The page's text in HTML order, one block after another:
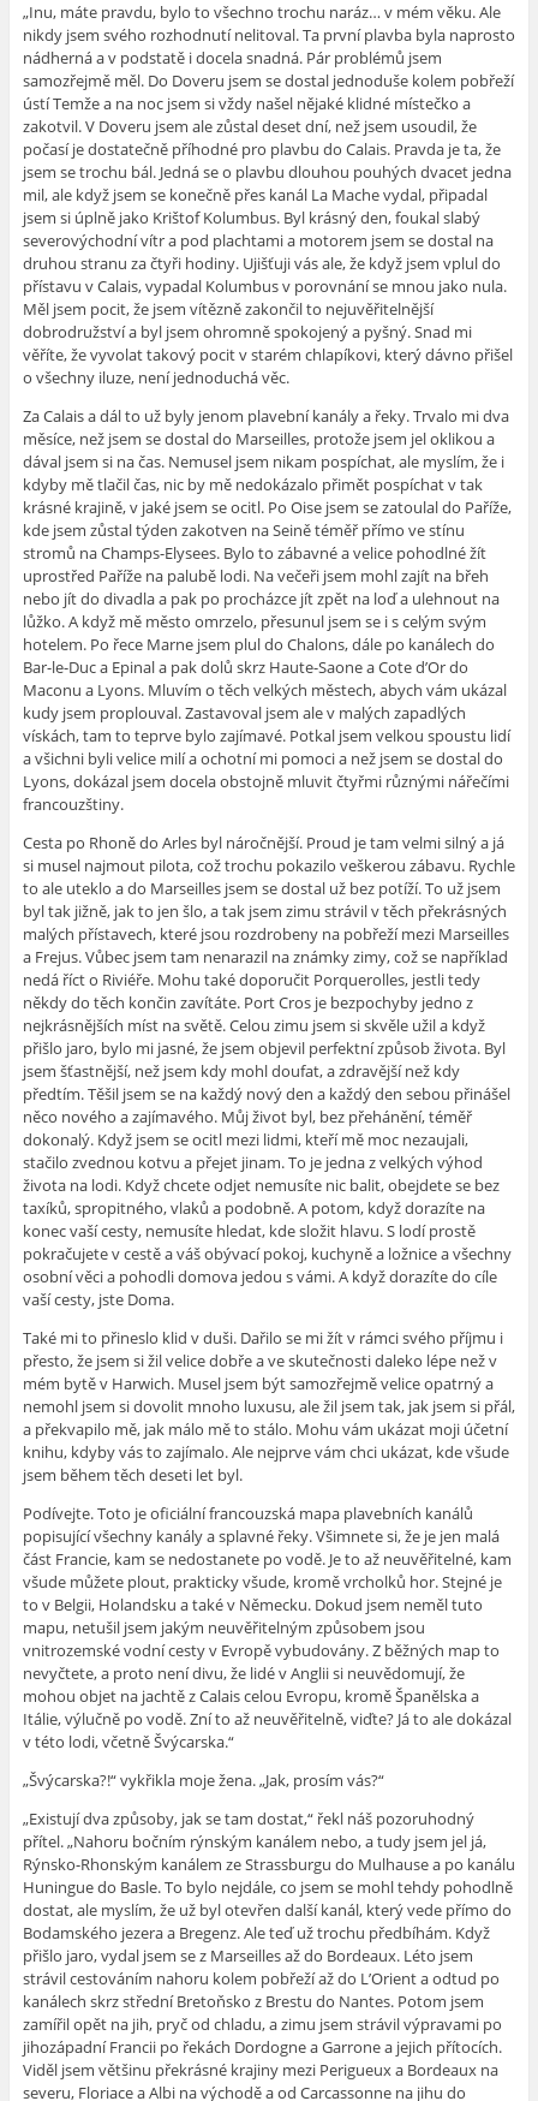
„Inu, máte pravdu, bylo to všechno trochu naráz… v mém věku. Ale
nikdy jsem svého rozhodnutí nelitoval. Ta první plavba byla naprosto
nádherná a v podstatě i docela snadná. Pár problémů jsem
samozřejmě měl. Do Doveru jsem se dostal jednoduše kolem pobřeží
ústí Temže a na noc jsem si vždy našel nějaké klidné místečko a
zakotvil. V Doveru jsem ale zůstal deset dní, než jsem usoudil, že
počasí je dostatečně příhodné pro plavbu do Calais. Pravda je ta, že
jsem se trochu bál. Jedná se o plavbu dlouhou pouhých dvacet jedna
mil, ale když jsem se konečně přes kanál La Mache vydal, připadal
jsem si úplně jako Krištof Kolumbus. Byl krásný den, foukal slabý
severovýchodní vítr a pod plachtami a motorem jsem se dostal na
druhou stranu za čtyři hodiny. Ujišťuji vás ale, že když jsem vplul do
přístavu v Calais, vypadal Kolumbus v porovnání se mnou jako nula.
Měl jsem pocit, že jsem vítězně zakončil to nejuvěřitelnější
dobrodružství a byl jsem ohromně spokojený a pyšný. Snad mi
věříte, že vyvolat takový pocit v starém chlapíkovi, který dávno přišel
o všechny iluze, není jednoduchá věc.
Za Calais a dál to už byly jenom plavební kanály a řeky. Trvalo mi dva
měsíce, než jsem se dostal do Marseilles, protože jsem jel oklikou a
dával jsem si na čas. Nemusel jsem nikam pospíchat, ale myslím, že i
kdyby mě tlačil čas, nic by mě nedokázalo přimět pospíchat v tak
krásné krajině, v jaké jsem se ocitl. Po Oise jsem se zatoulal do Paříže,
kde jsem zůstal týden zakotven na Seině téměř přímo ve stínu
stromů na Champs-Elysees. Bylo to zábavné a velice pohodlné žít
uprostřed Paříže na palubě lodi. Na večeři jsem mohl zajít na břeh
nebo jít do divadla a pak po procházce jít zpět na loď a ulehnout na
lůžko. A když mě město omrzelo, přesunul jsem se i s celým svým
hotelem. Po řece Marne jsem plul do Chalons, dále po kanálech do
Bar-le-Duc a Epinal a pak dolů skrz Haute-Saone a Cote d’Or do
Maconu a Lyons. Mluvím o těch velkých městech, abych vám ukázal
kudy jsem proplouval. Zastavoval jsem ale v malých zapadlých
vískách, tam to teprve bylo zajímavé. Potkal jsem velkou spoustu lidí
a všichni byli velice milí a ochotní mi pomoci a než jsem se dostal do
Lyons, dokázal jsem docela obstojně mluvit čtyřmi různými nářečími
francouzštiny.
Cesta po Rhoně do Arles byl náročnější. Proud je tam velmi silný a já
si musel najmout pilota, což trochu pokazilo veškerou zábavu. Rychle
to ale uteklo a do Marseilles jsem se dostal už bez potíží. To už jsem
byl tak jižně, jak to jen šlo, a tak jsem zimu strávil v těch překrásných
malých přístavech, které jsou rozdrobeny na pobřeží mezi Marseilles
a Frejus. Vůbec jsem tam nenarazil na známky zimy, což se například
nedá říct o Riviéře. Mohu také doporučit Porquerolles, jestli tedy
někdy do těch končin zavítáte. Port Cros je bezpochyby jedno z
nejkrásnějších míst na světě. Celou zimu jsem si skvěle užil a když
přišlo jaro, bylo mi jasné, že jsem objevil perfektní způsob života. Byl
jsem šťastnější, než jsem kdy mohl doufat, a zdravější než kdy
předtím. Těšil jsem se na každý nový den a každý den sebou přinášel
něco nového a zajímavého. Můj život byl, bez přehánění, téměř
dokonalý. Když jsem se ocitl mezi lidmi, kteří mě moc nezaujali,
stačilo zvednou kotvu a přejet jinam. To je jedna z velkých výhod
života na lodi. Když chcete odjet nemusíte nic balit, obejdete se bez
taxíků, spropitného, vlaků a podobně. A potom, když dorazíte na
konec vaší cesty, nemusíte hledat, kde složit hlavu. S lodí prostě
pokračujete v cestě a váš obývací pokoj, kuchyně a ložnice a všechny
osobní věci a pohodli domova jedou s vámi. A když dorazíte do cíle
vaší cesty, jste Doma.
Také mi to přineslo klid v duši. Dařilo se mi žít v rámci svého příjmu i
přesto, že jsem si žil velice dobře a ve skutečnosti daleko lépe než v
mém bytě v Harwich. Musel jsem být samozřejmě velice opatrný a
nemohl jsem si dovolit mnoho luxusu, ale žil jsem tak, jak jsem si přál,
a překvapilo mě, jak málo mě to stálo. Mohu vám ukázat moji účetní
knihu, kdyby vás to zajímalo. Ale nejprve vám chci ukázat, kde všude
jsem během těch deseti let byl.
Podívejte. Toto je oficiální francouzská mapa plavebních kanálů
popisující všechny kanály a splavné řeky. Všimnete si, že je jen malá
část Francie, kam se nedostanete po vodě. Je to až neuvěřitelné, kam
všude můžete plout, prakticky všude, kromě vrcholků hor. Stejné je
to v Belgii, Holandsku a také v Německu. Dokud jsem neměl tuto
mapu, netušil jsem jakým neuvěřitelným způsobem jsou
vnitrozemské vodní cesty v Evropě vybudovány. Z běžných map to
nevyčtete, a proto není divu, že lidé v Anglii si neuvědomují, že
mohou objet na jachtě z Calais celou Evropu, kromě Španělska a
Itálie, výlučně po vodě. Zní to až neuvěřitelně, viďte? Já to ale dokázal
v této lodi, včetně Švýcarska.“
„Švýcarska?!“ vykřikla moje žena. „Jak, prosím vás?“
„Existují dva způsoby, jak se tam dostat,“ řekl náš pozoruhodný
přítel. „Nahoru bočním rýnským kanálem nebo, a tudy jsem jel já,
Rýnsko-Rhonským kanálem ze Strassburgu do Mulhause a po kanálu
Huningue do Basle. To bylo nejdále, co jsem se mohl tehdy pohodlně
dostat, ale myslím, že už byl otevřen další kanál, který vede přímo do
Bodamského jezera a Bregenz. Ale teď už trochu předbíhám. Když
přišlo jaro, vydal jsem se z Marseilles až do Bordeaux. Léto jsem
strávil cestováním nahoru kolem pobřeží až do L’Orient a odtud po
kanálech skrz střední Bretoňsko z Brestu do Nantes. Potom jsem
zamířil opět na jih, pryč od chladu, a zimu jsem strávil výpravami po
jihozápadní Francii po řekách Dordogne a Garrone a jejich přítocích.
Viděl jsem většinu překrásné krajiny mezi Perigueux a Bordeaux na
severu, Floriace a Albi na východě a od Carcassonne na jihu do